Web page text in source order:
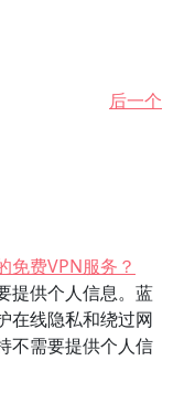
后一个
免费VPN服务？
提供个人信息。蓝
在线隐私和绕过网
不需要提供个人信